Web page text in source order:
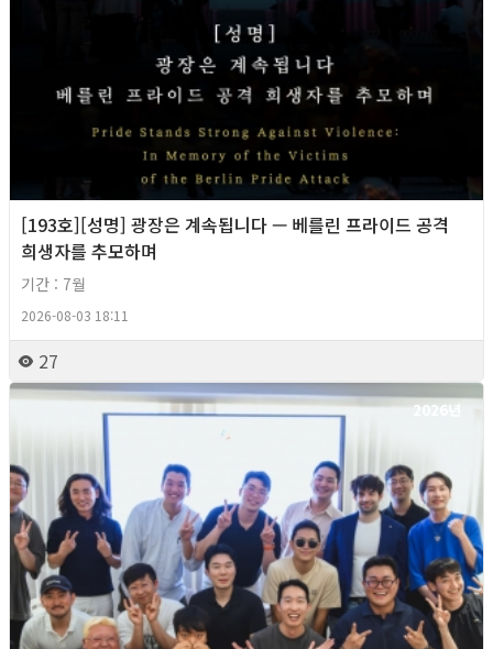
[193호][성명] 광장은 계속됩니다 — 베를린 프라이드 공격
희생자를 추모하며
기간 : 7월
2026-08-03 18:11
27
2026년